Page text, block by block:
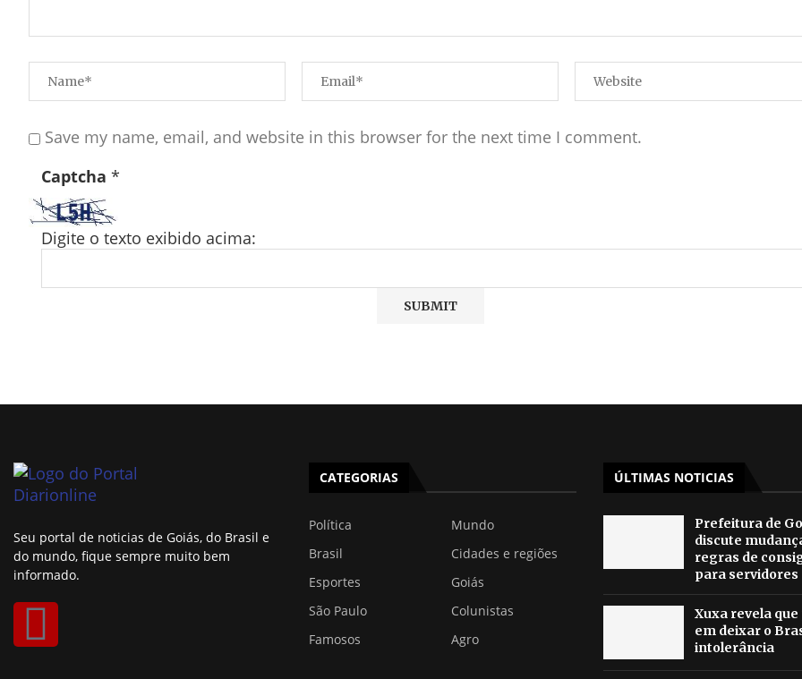
Save my name, email, and website in this browser for the next time I comment.
Captcha *
Digite o texto exibido acima:
Seu portal de noticias de Goiás, do Brasil e
do mundo, fique sempre muito bem
informado.
CATEGORIAS
Política
Mundo
Brasil
Cidades e regiões
Esportes
Goiás
São Paulo
Colunistas
Famosos
Agro
ÚLTIMAS NOTICIAS
Prefeitura de
discute
regras de
para servidores
Xuxa revela
em deixar o
intolerância